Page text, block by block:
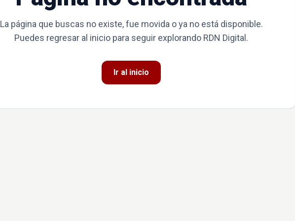
La página que buscas no existe, fue movida o ya no está disponible.
Puedes regresar al inicio para seguir explorando RDN Digital.
Ir al inicio